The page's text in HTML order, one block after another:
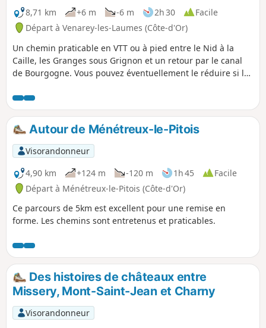
8,71 km
+6 m -6 m 2h 30
Facile
Départ à Venarey-les-Laumes (Côte-d'Or)
Un chemin praticable en VTT ou à pied entre le Nid à la
Caille, les Granges sous Grignon et un retour par le canal
de Bourgogne. Vous pouvez éventuellement le réduire si la
Autour de Ménétreux-le-Pitois
Visorandonneur
4,90 km
+124 m -120 m 1h 45
Facile
Départ à Ménétreux-le-Pitois (Côte-d'Or)
Ce parcours de 5km est excellent pour une remise en
forme. Les chemins sont entretenus et praticables.
Des histoires de châteaux entre
Missery, Mont-Saint-Jean et Charny
Visorandonneur